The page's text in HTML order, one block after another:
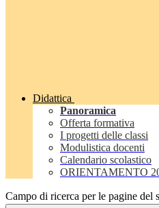
Didattica
Panoramica
Offerta formativa
I progetti delle classi
Modulistica docenti
Calendario scolastico
ORIENTAMENTO
Campo di ricerca per le pagine del